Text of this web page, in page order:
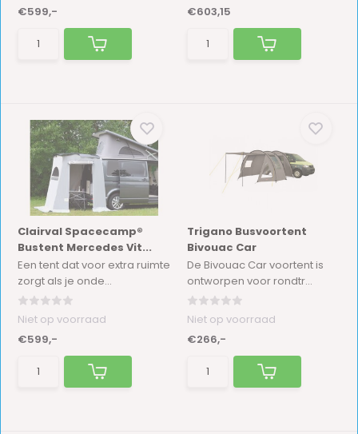
€599,-
€603,15
Clairval Spacecamp®
Bustent Mercedes Vit...
Een tent dat voor extra ruimte
zorgt als je onde...
Niet op voorraad
€599,-
Trigano Busvoortent
Bivouac Car
De Bivouac Car voortent is
ontworpen voor rondtr...
Niet op voorraad
€266,-